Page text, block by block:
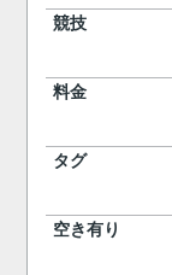
競技
料金
タグ
空き有り